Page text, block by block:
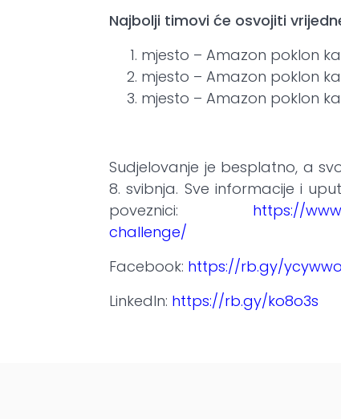
Najbolji timovi će osvojiti
mjesto – Amazon poklon
mjesto – Amazon poklon
mjesto – Amazon poklon
Sudjelovanje je besplatno, a
8. svibnja. Sve informacije i
poveznici: https://
challenge/
Facebook: https://rb.gy/ycywwo
LinkedIn: https://rb.gy/ko8o3s